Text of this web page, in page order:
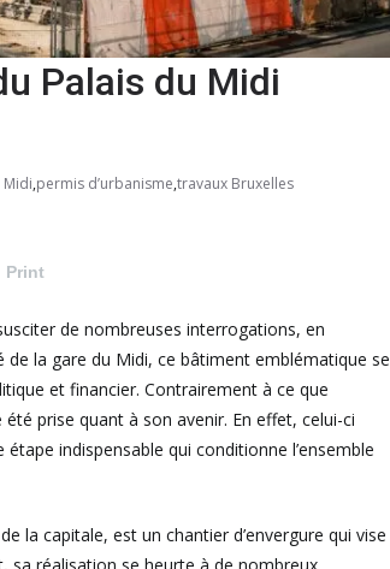
Palais du Midi
Midi,permis d’urbanisme,travaux Bruxelles
Print
de nombreuses interrogations, en
de la gare du Midi, ce bâtiment emblématique se
et financier. Contrairement à ce que
prise quant à son avenir. En effet, celui-ci
indispensable qui conditionne l’ensemble
la capitale, est un chantier d’envergure qui vise